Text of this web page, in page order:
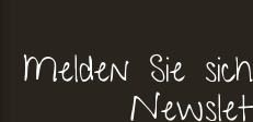
Melden Sie